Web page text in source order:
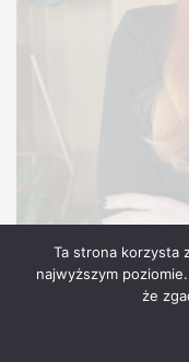
Ta strona korzysta
najwyższym
że